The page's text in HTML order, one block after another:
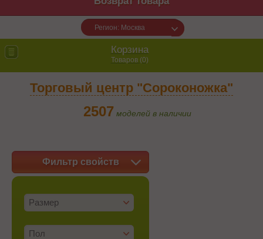
Регион: Москва
Корзина
Товаров (0)
Торговый центр "Сороконожка"
2507 моделей в наличии
Фильтр свойств
Размер
Пол